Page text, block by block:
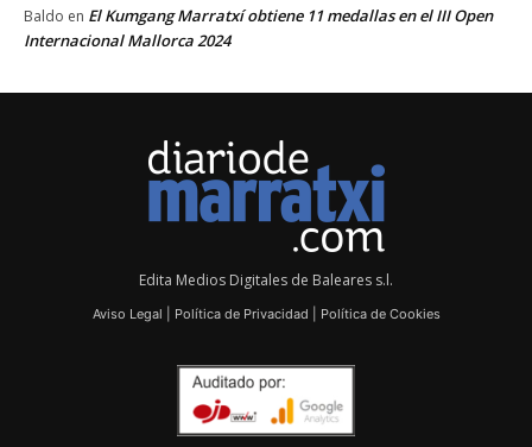
Baldo en El Kumgang Marratxí obtiene 11 medallas en el III Open
Internacional Mallorca 2024
Edita Medios Digitales de Baleares s.l.
Aviso Legal Política de Privacidad Política de Cookies